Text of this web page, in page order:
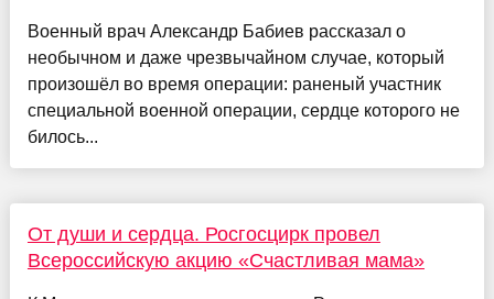
Военный врач Александр Бабиев рассказал о
необычном и даже чрезвычайном случае, который
произошёл во время операции: раненый участник
специальной военной операции, сердце которого не
билось...
От души и сердца. Росгосцирк провел
Всероссийскую акцию «Счастливая мама»